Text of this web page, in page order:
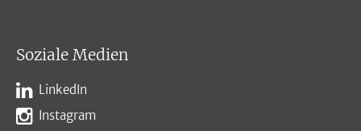
Soziale Medien
LinkedIn
Instagram